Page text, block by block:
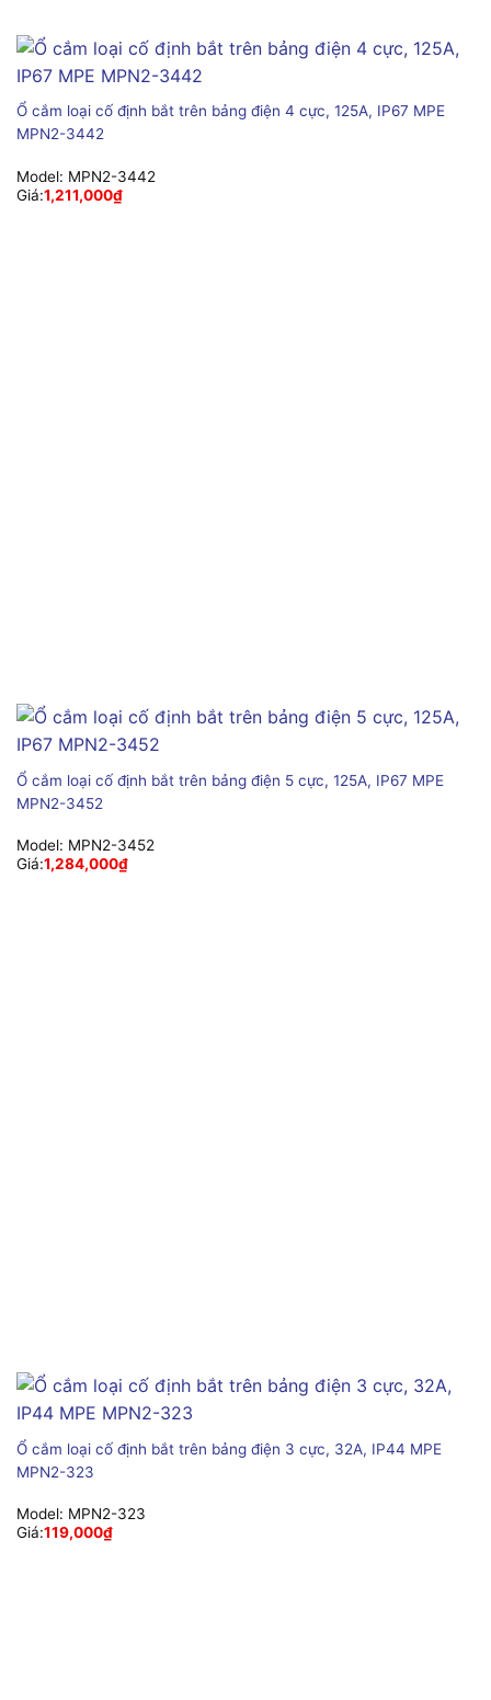
Ổ cắm loại cố định bắt trên bảng điện 4 cực, 125A, IP67 MPE
MPN2-3442
Model: MPN2-3442
Giá:1,211,000₫
Ổ cắm loại cố định bắt trên bảng điện 5 cực, 125A, IP67 MPE
MPN2-3452
Model: MPN2-3452
Giá:1,284,000₫
Ổ cắm loại cố định bắt trên bảng điện 3 cực, 32A, IP44 MPE
MPN2-323
Model: MPN2-323
Giá:119,000₫